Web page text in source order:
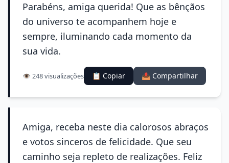
Parabéns, amiga querida! Que as bênçãos
do universo te acompanhem hoje e
sempre, iluminando cada momento da
sua vida.
👁️ 248 visualizações 📋 Copiar 📤 Compartilhar
Amiga, receba neste dia calorosos abraços
e votos sinceros de felicidade. Que seu
caminho seja repleto de realizações. Feliz